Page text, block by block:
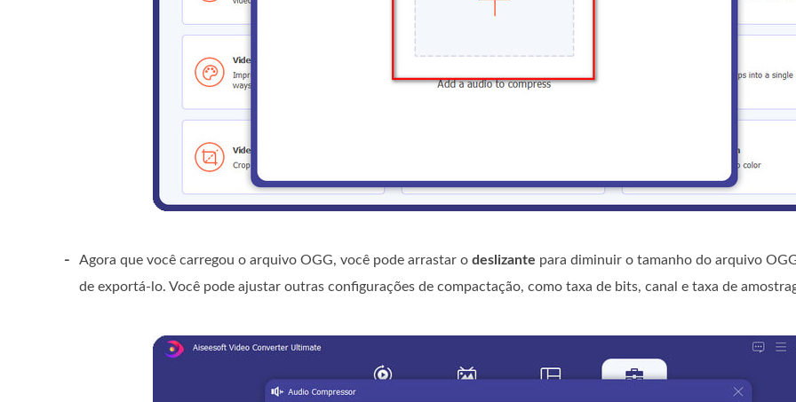
- Agora que você carregou o arquivo OGG, você pode arrastar o deslizante para diminuir o tamanho do arquivo
de exportá-lo. Você pode ajustar outras configurações de compactação, como taxa de bits, canal e taxa de